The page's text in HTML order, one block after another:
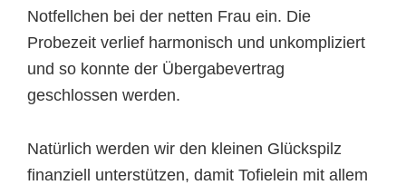
Notfellchen bei der netten Frau ein. Die
Probezeit verlief harmonisch und unkompliziert
und so konnte der Übergabevertrag
geschlossen werden.
Natürlich werden wir den kleinen Glückspilz
finanziell unterstützen, damit Tofielein mit allem